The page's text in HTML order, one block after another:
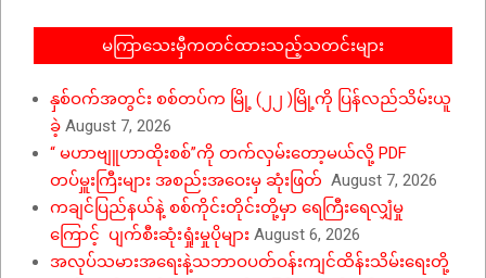
မကြာသေးမှီကတင်ထားသည့်သတင်းများ
နှစ်ဝက်အတွင်း စစ်တပ်က မြို့ (၂၂ )မြို့ကို ပြန်လည်သိမ်းယူ
ခဲ့ August 7, 2026
“ မဟာဗျူဟာထိုးစစ်”ကို တက်လှမ်းတော့မယ်လို့ PDF
တပ်မှူးကြီးများ အစည်းအဝေးမှ ဆုံးဖြတ် August 7, 2026
ကချင်ပြည်နယ်နဲ့ စစ်ကိုင်းတိုင်းတို့မှာ ရေကြီးရေလျှံမှု
ကြောင့် ပျက်စီးဆုံးရှုံးမှုပိုများ August 6, 2026
အလုပ်သမားအရေးနဲ့သဘာဝပတ်ဝန်းကျင်ထိန်းသိမ်းရေးတို့